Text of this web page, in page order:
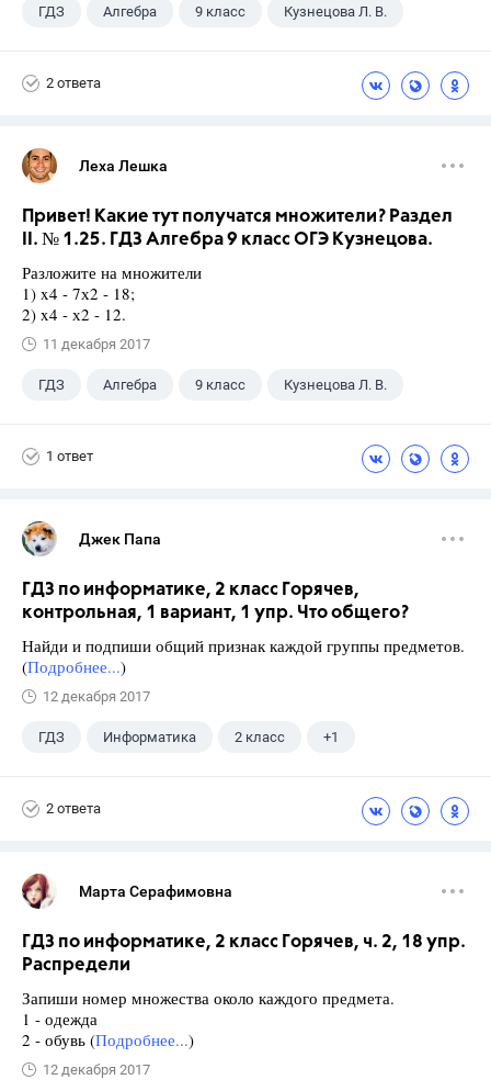
ГДЗ Алгебра 9 класс Кузнецова Л. В.
2 ответа
Леха Лешка
Привет! Какие тут получатся множители? Раздел
II. № 1.25. ГДЗ Алгебра 9 класс ОГЭ Кузнецова.
Разложите на множители
1) x4 - 7х2 - 18;
2) x4 - х2 - 12.
11 декабря 2017
ГДЗ Алгебра 9 класс Кузнецова Л. В.
1 ответ
Джек Папа
ГДЗ по информатике, 2 класс Горячев,
контрольная, 1 вариант, 1 упр. Что общего?
Найди и подпиши общий признак каждой группы предметов.
(Подробнее...)
12 декабря 2017
ГДЗ Информатика 2 класс +1
2 ответа
Марта Серафимовна
ГДЗ по информатике, 2 класс Горячев, ч. 2, 18 упр.
Распредели
Запиши номер множества около каждого предмета.
1 - одежда
2 - обувь (Подробнее...)
12 декабря 2017